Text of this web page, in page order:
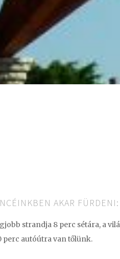
AKAR FÜRDENI:
strandja 8 perc sétára, a
perc autóútra van tőlünk.